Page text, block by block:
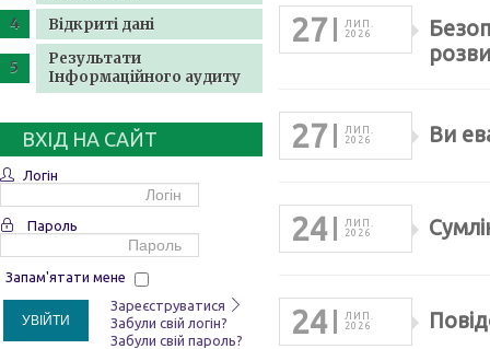
Відкриті дані
Результати
Інформаційного аудиту
ВХІД НА САЙТ
Логін
Пароль
Запам'ятати мене
УВІЙТИ
Зареєструватися
Забули свій логін?
Забули свій пароль?
27
ЛИП.
2026
27
ЛИП.
2026
Ви
24
ЛИП.
2026
24
ЛИП.
2026